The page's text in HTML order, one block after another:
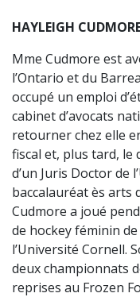
HAYLEIGH
Mme Cudmore est
l’Ontario et du
occupé un emploi
cabinet d’avocats
retourner chez elle
fiscal et, plus tard, le
d’un Juris Doctor de
baccalauréat ès arts
Cudmore a joué
de hockey féminin
l’Université Cornell.
deux championnats
reprises au Frozen